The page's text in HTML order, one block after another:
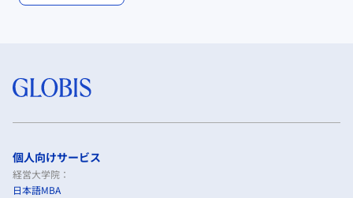
個人向けサービス
経営大学院：
日本語MBA